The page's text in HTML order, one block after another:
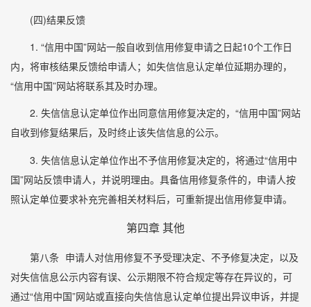
(四)结果反馈
1. “信用中国”网站一般自收到信用修复申请之日起10个工作日
内，将审核结果反馈给申请人；如失信信息认定单位延期办理的，
“信用中国”网站将联系其及时办理。
2. 失信信息认定单位作出同意信用修复决定的，“信用中国”网站
自收到修复结果后，及时终止该失信信息的公示。
3. 失信信息认定单位作出不予信用修复决定的，将通过“信用中
国”网站反馈申请人，并说明理由。具备信用修复条件的，申请人按
照认定单位要求补充完善相关材料后，可重新提出信用修复申请。
第四章 其他
第八条 申请人对信用修复不予受理决定、不予修复决定，以及
对失信信息公示内容有误、公示期限不符合规定等存在异议的，可
通过“信用中国”网站或直接向失信信息认定单位提出异议申诉，并提